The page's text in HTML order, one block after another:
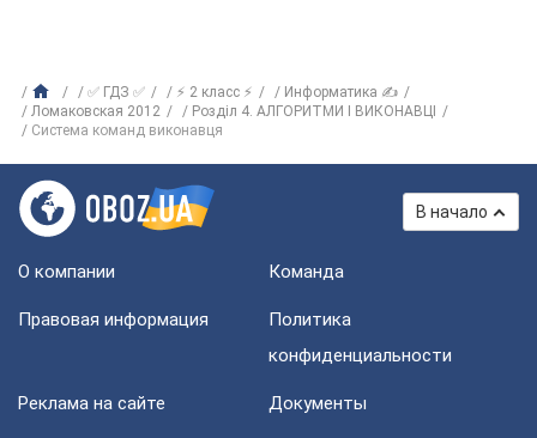
✅ ГДЗ ✅ ⚡ 2 класс ⚡
Информатика ✍
Ломаковская 2012
Розділ 4. АЛГОРИТМИ І ВИКОНАВЦІ
Система команд виконавця
В начало
О компании Команда
Правовая информация
Политика
конфиденциальности
Реклама на сайте Документы